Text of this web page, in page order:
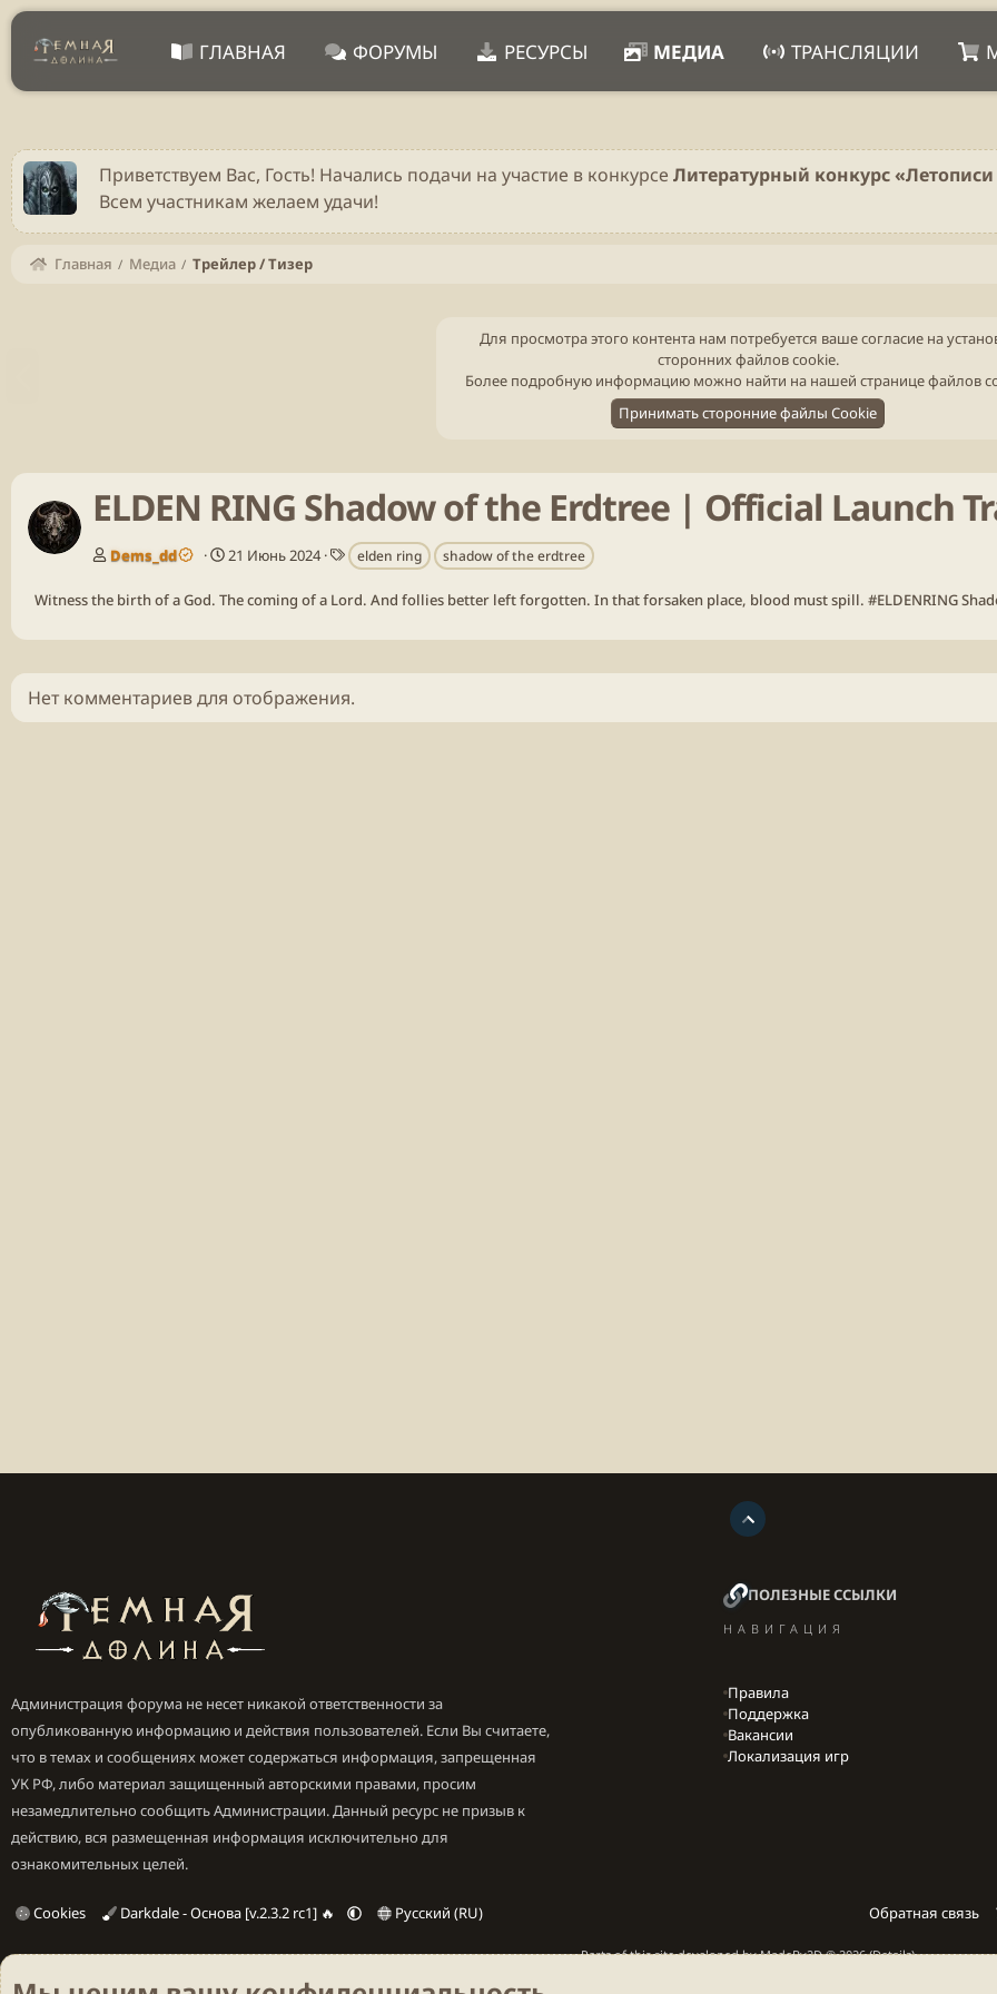
ГЛАВНАЯ ФОРУМЫ РЕСУРСЫ МЕДИА ТРАНСЛЯЦИИ
Приветствуем Вас, Гость! Начались подачи на участие в конкурсе Литературный конкурс «Летописи
Всем участникам желаем удачи!
Главная Медиа Трейлер / Тизер
Для просмотра этого контента нам потребуется ваше согласие на
сторонних файлов cookie.
Более подробную информацию можно найти на нашей странице файлов
Принимать сторонние файлы Cookie
ELDEN RING Shadow of the Erdtree | Official Launch
Dems_dd 21 Июнь 2024
Т
е
г
elden ring shadow of the erdtree
Witness the birth of a God. The coming of a Lord. And follies better left forgotten. In that forsaken place, blood must spill. #ELDENRING
Нет комментариев для отображения.
Администрация форума не несет никакой ответственности за
опубликованную информацию и действия пользователей. Если Вы считаете,
что в темах и сообщениях может содержаться информация, запрещенная
УК РФ, либо материал защищенный авторскими правами, просим
незамедлительно сообщить Администрации. Данный ресурс не призыв к
действию, вся размещенная информация исключительно для
ознакомительных целей.
ПОЛЕЗНЫЕ ССЫЛКИ
НАВИГАЦИЯ
Правила
Поддержка
Вакансии
Локализация игр
Cookies Darkdale - Основа [v.2.3.2 rc1] 🔥 Русский (RU) Обратная связь
Parts of this site developed byMadeBy2D© 2026 (Details)